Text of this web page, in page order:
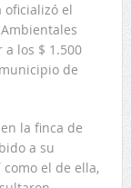
oficializó el
a los $ 1.500
de
la finca de
a su
el de ella,